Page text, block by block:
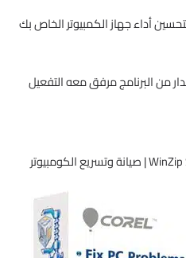
أداء جهاز الكمبيوتر الخاص بك
من البرنامج مرفق معه التفعيل
تحميل برنامج WinZip System Utilities Suite | صيانة وتسريع الكومبيوتر